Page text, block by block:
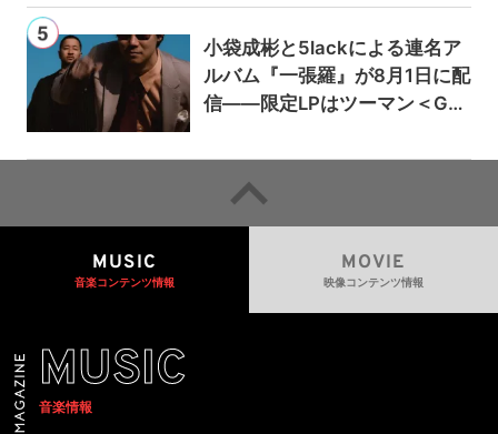
小袋成彬と5lackによる連名ア
ルバム『一張羅』が8月1日に配
信——限定LPはツーマン＜Gai
MUSIC
音楽コンテンツ情報
MOVIE
映像コンテンツ情報
MUSIC
音楽情報